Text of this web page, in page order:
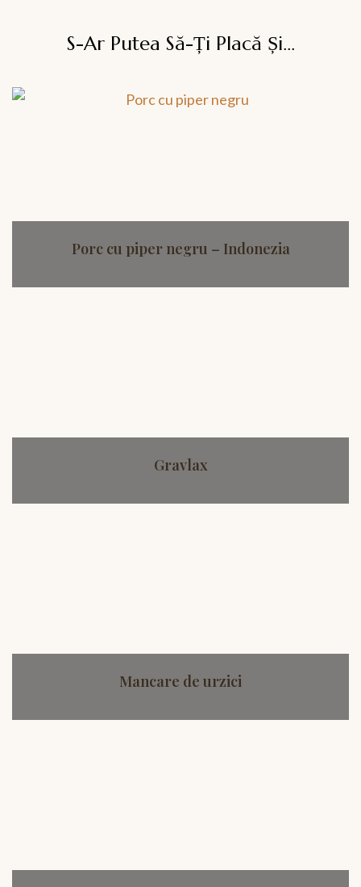
S-Ar Putea Să-Ți Placă Și...
Porc cu piper negru – Indonezia
Gravlax
Mancare de urzici